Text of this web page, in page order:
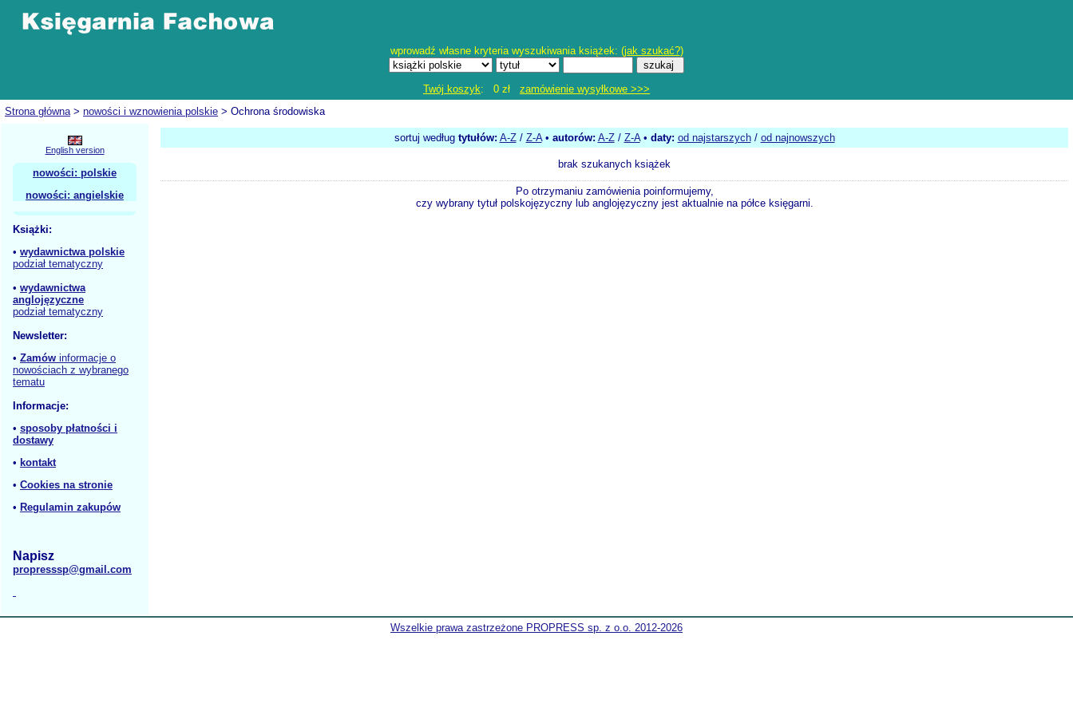
wprowadź własne kryteria wyszukiwania książek: (jak szukać?)
Twój koszyk: 0 zł zamówienie wysyłkowe >>>
Strona główna> nowości i wznowienia polskie > Ochrona środowiska
English version
nowości: polskie
nowości: angielskie
Książki:
• wydawnictwa polskie
podział tematyczny
• wydawnictwa
anglojęzyczne
podział tematyczny
Newsletter:
• Zamów informacje o
nowościach z wybranego
tematu
Informacje:
• sposoby płatności i
dostawy
• kontakt
• Cookies na stronie
• Regulamin zakupów
Napisz
propresssp@gmail.com
sortuj według tytułów: A-Z/ Z-A• autorów: A-Z/ Z-A• daty: od najstarszych/ od najnowszych
brak szukanych książek
Po otrzymaniu zamówienia poinformujemy,
czy wybrany tytuł polskojęzyczny lub anglojęzyczny jest aktualnie na półce księgarni.
Wszelkie prawa zastrzeżone PROPRESS sp. z o.o. 2012-2026